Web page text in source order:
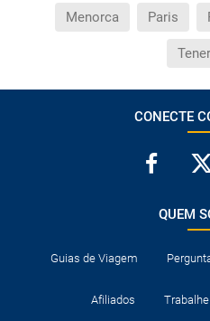
Menorca Paris
CONECTE
QUEM
Guias de Viagem
Afiliados